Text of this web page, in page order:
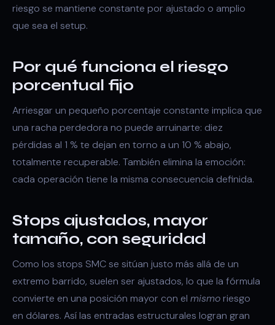
riesgo se mantiene constante por ajustado o amplio
que sea el setup.
Por qué funciona el riesgo
porcentual fijo
Arriesgar un pequeño porcentaje constante implica que
una racha perdedora no puede arruinarte: diez
pérdidas al 1 % te dejan en torno a un 10 % abajo,
totalmente recuperable. También elimina la emoción:
cada operación tiene la misma consecuencia definida.
Stops ajustados, mayor
tamaño, con seguridad
Como los stops SMC se sitúan justo más allá de un
extremo barrido, suelen ser ajustados, lo que la fórmula
convierte en una posición mayor con el mismoriesgo
en dólares. Así las entradas estructurales logran gran